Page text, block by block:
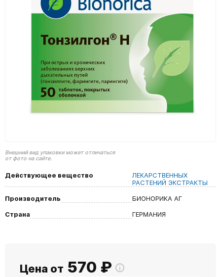
Внешний вид упаковки может отличаться
от фото на сайте.
Действующее вещество
ЛЕКАРСТВЕННЫХ
РАСТЕНИЙ ЭКСТРАКТЫ
Производитель
БИОНОРИКА АГ
Страна
ГЕРМАНИЯ
Цена от 570 ₽